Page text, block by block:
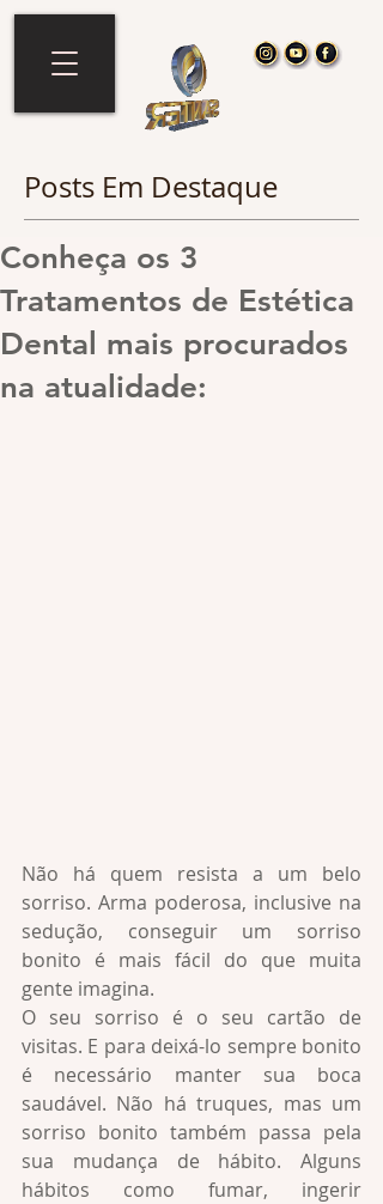
Posts Em Destaque
Conheça os 3
Tratamentos de Estética
Dental mais procurados
na atualidade:
Não há quem resista a um belo
sorriso. Arma poderosa, inclusive na
sedução, conseguir um sorriso
bonito é mais fácil do que muita
gente imagina.
O seu sorriso é o seu cartão de
visitas. E para deixá-lo sempre bonito
é necessário manter sua boca
saudável. Não há truques, mas um
sorriso bonito também passa pela
sua mudança de hábito. Alguns
hábitos como fumar, ingerir